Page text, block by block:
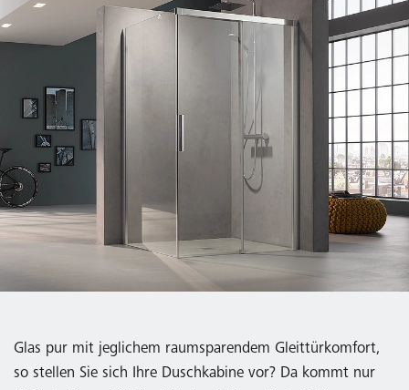
Glas pur mit jeglichem raumsparendem Gleittürkomfort,
so stellen Sie sich Ihre Duschkabine vor? Da kommt nur